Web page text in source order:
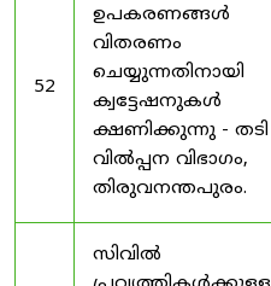
52
ഉപകരണങ്ങൾ
വിതരണം
ചെയ്യുന്നതിനായി
ക്വട്ടേഷനുകൾ
ക്ഷണിക്കുന്നു - തടി
വിൽപ്പന വിഭാഗം,
തിരുവനന്തപുരം.
സിവിൽ